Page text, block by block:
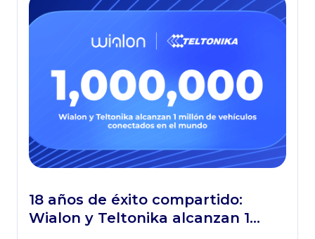
18 años de éxito compartido:
Wialon y Teltonika alcanzan 1